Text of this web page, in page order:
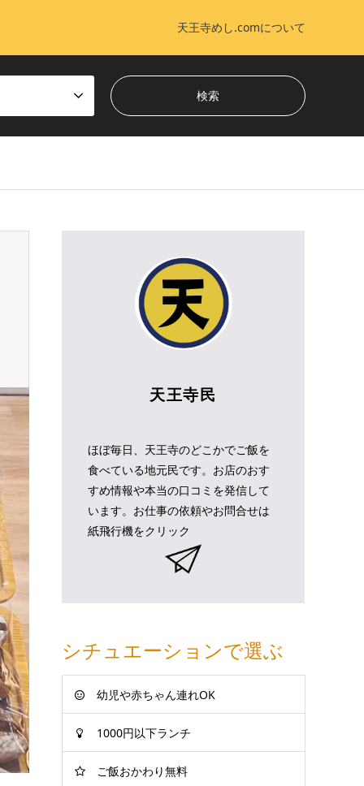
天王寺めし.comについて
天王寺民
ほぼ毎日、天王寺のどこかでご飯を
食べている地元民です。お店のおす
すめ情報や本当の口コミを発信して
います。お仕事の依頼やお問合せは
紙飛行機をクリック
シチュエーションで選ぶ
幼児や赤ちゃん連れOK
1000円以下ランチ
ご飯おかわり無料